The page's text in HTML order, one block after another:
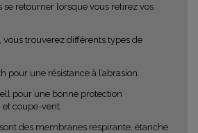
se retourner lorsque vous retirez vos
vous trouverez différents types de
pour une résistance à l’abrasion.
pour une bonne protection
et coupe-vent.
des membranes respirante, étanche